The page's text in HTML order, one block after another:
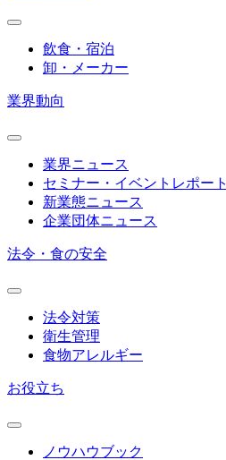
飲食・宿泊
卸・メーカー
業界動向
業界ニュース
セミナー・イベントレポート
新業態ニュース
企業団体ニュース
法令・食の安全
法令対策
衛生管理
食物アレルギー
お役立ち
ノウハウブック